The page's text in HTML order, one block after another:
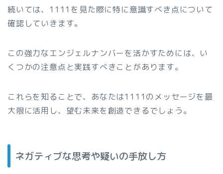
続いては、1111を見た際に特に意識すべき点について
確認していきます。
この強力なエンジェルナンバーを活かすためには、い
くつかの注意点と実践すべきことがあります。
これらを知ることで、あなたは1111のメッセージを最
大限に活用し、望む未来を創造できるでしょう。
ネガティブな思考や疑いの手放し方